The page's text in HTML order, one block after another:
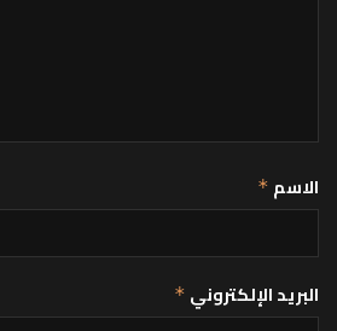
الاسم *
البريد الإلكتروني *